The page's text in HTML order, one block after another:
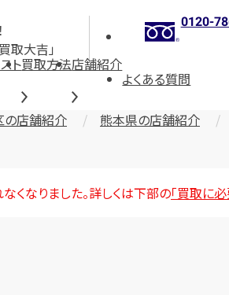
取大吉」
0120-
ト買取方法店舗紹介
よくある質問
の店舗紹介 熊本県の店舗紹介
なりました。詳しくは下部の「買取に